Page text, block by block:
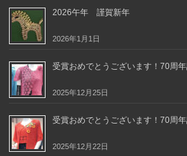
2026午年 謹賀新年
2026年1月1日
受賞おめでとうございます！70周
2025年12月25日
受賞おめでとうございます！70周
2025年12月22日